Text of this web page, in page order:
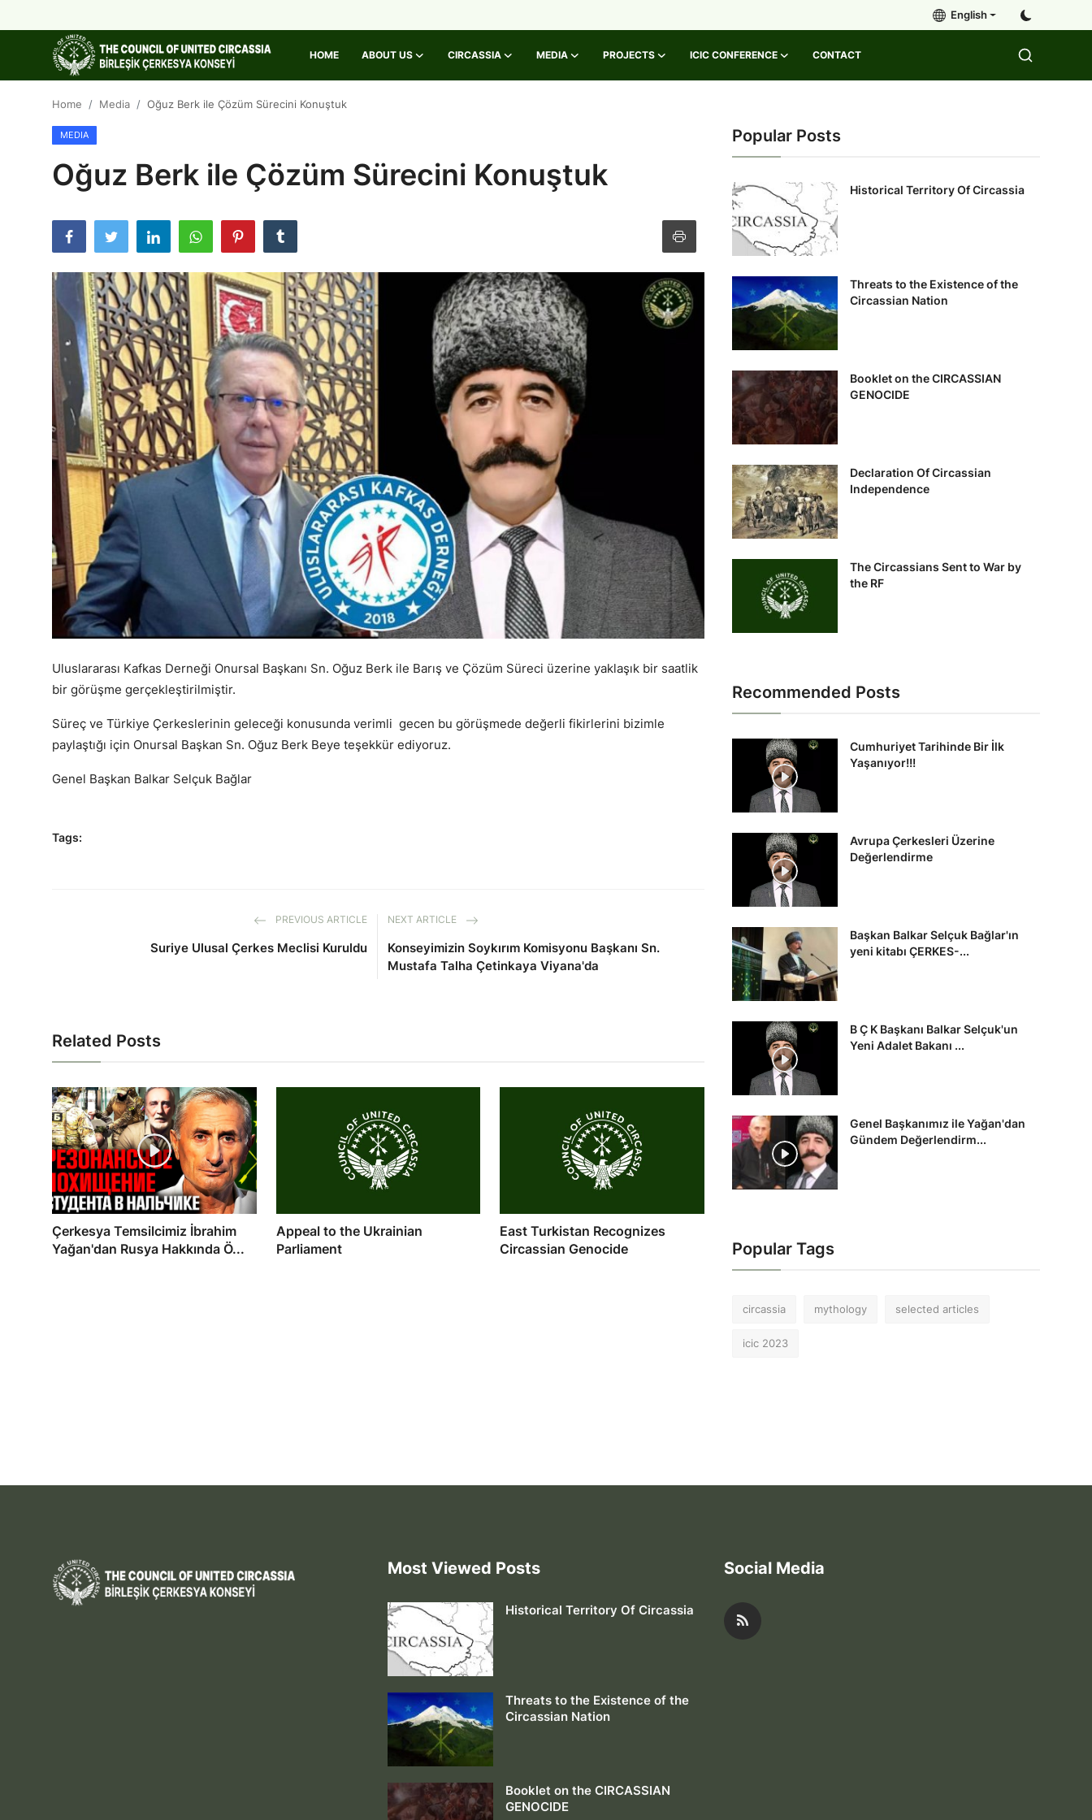
English
HOME ABOUT US CIRCASSIA MEDIA PROJECTS ICIC CONFERENCE CONTACT
About Us
Circassia
Icic Conference
Contact
English
Home Media Oğuz Berk ile Çözüm Sürecini Konuştuk
MEDIA
Oğuz Berk ile Çözüm Sürecini Konuştuk
Uluslararası Kafkas Derneği Onursal Başkanı Sn. Oğuz Berk ile Barış ve Çözüm Süreci üzerine yaklaşık bir saatlik
bir görüşme gerçekleştirilmiştir.
Süreç ve Türkiye Çerkeslerinin geleceği konusunda verimli gecen bu görüşmede değerli fikirlerini bizimle
paylaştığı için Onursal Başkan Sn. Oğuz Berk Beye teşekkür ediyoruz.
Genel Başkan Balkar Selçuk Bağlar
Tags:
PREVIOUS ARTICLE
Suriye Ulusal Çerkes Meclisi Kuruldu
NEXT ARTICLE
Konseyimizin Soykırım Komisyonu Başkanı Sn.
Mustafa Talha Çetinkaya Viyana'da
Related Posts
Çerkesya Temsilcimiz İbrahim
Yağan'dan Rusya Hakkında Ö...
Appeal to the Ukrainian
Parliament
East Turkistan Recognizes
Circassian Genocide
Popular Posts
Historical Territory Of Circassia
Threats to the Existence of the
Circassian Nation
Booklet on the CIRCASSIAN
GENOCIDE
Declaration Of Circassian
Independence
The Circassians Sent to War by
the RF
Recommended Posts
Cumhuriyet Tarihinde Bir İlk
Yaşanıyor!!!
Avrupa Çerkesleri Üzerine
Değerlendirme
Başkan Balkar Selçuk Bağlar'ın
yeni kitabı ÇERKES-...
B Ç K Başkanı Balkar Selçuk'un
Yeni Adalet Bakanı ...
Genel Başkanımız ile Yağan'dan
Gündem Değerlendirm...
Popular Tags
circassia mythology selected articles
icic 2023
Most Viewed Posts
Historical Territory Of Circassia
Threats to the Existence of the
Circassian Nation
Booklet on the CIRCASSIAN
GENOCIDE
Social Media